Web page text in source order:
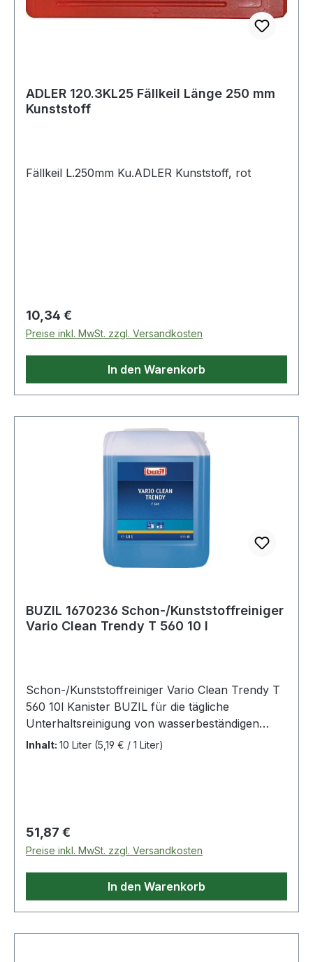
ADLER 120.3KL25 Fällkeil Länge 250 mm
Kunststoff
Fällkeil L.250mm Ku.ADLER Kunststoff, rot
Regulärer Preis:
10,34 €
Preise inkl. MwSt. zzgl. Versandkosten
In den Warenkorb
BUZIL 1670236 Schon-/Kunststoffreiniger
Vario Clean Trendy T 560 10 l
Schon-/Kunststoffreiniger Vario Clean Trendy T
560 10l Kanister BUZIL für die tägliche
Unterhaltsreinigung von wasserbeständigen
Materialien, Oberflächen und Bodenbelägen wie
Effekt Dosierung: Unterhaltsreinigung: 50 ml / 10
l Wasser, Hochdruckreinigung: 1:5 bis 1:10 mit
Wasser, Sprühreinigung: 50 ml / 600 ml Wasser
Weitere technische Eigenschaften: · Gebinde:
Inhalt: 10 Liter (5,19 € / 1 Liter)
Regulärer Preis:
51,87 €
Preise inkl. MwSt. zzgl. Versandkosten
In den Warenkorb